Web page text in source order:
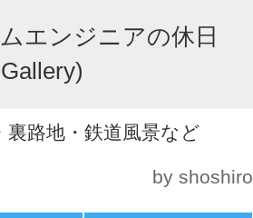
エンジニアの休日
裏路地・鉄道風景など
by shoshiro